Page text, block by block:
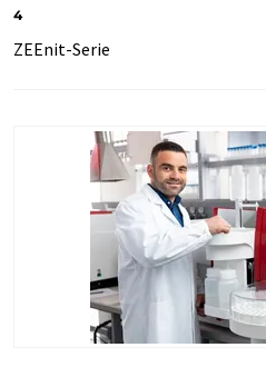
4
ZEEnit-Serie